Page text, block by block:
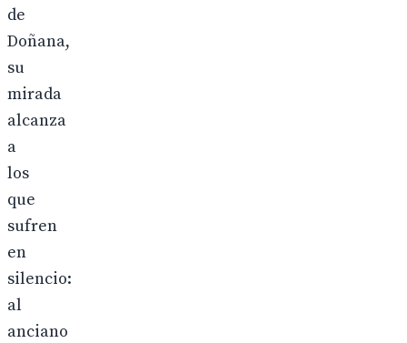
de
Doñana,
su
mirada
alcanza
a
los
que
sufren
en
silencio:
al
anciano